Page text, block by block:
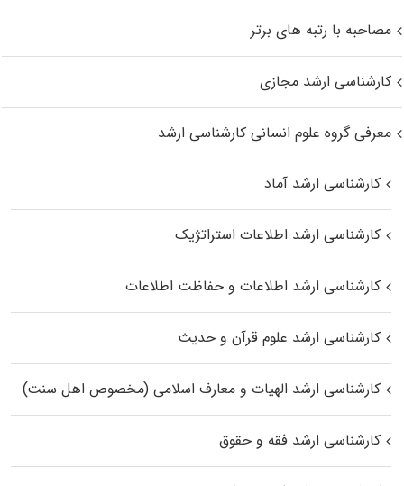
مصاحبه با رتبه های برتر
کارشناسی ارشد مجازی
معرفی گروه علوم انسانی کارشناسی ارشد
کارشناسی ارشد آماد
کارشناسی ارشد اطلاعات استراتژیک
کارشناسی ارشد اطلاعات و حفاظت اطلاعات
کارشناسی ارشد علوم قرآن و حدیث
کارشناسی ارشد الهیات و معارف اسلامی (مخصوص اهل سنت)
کارشناسی ارشد فقه و حقوق